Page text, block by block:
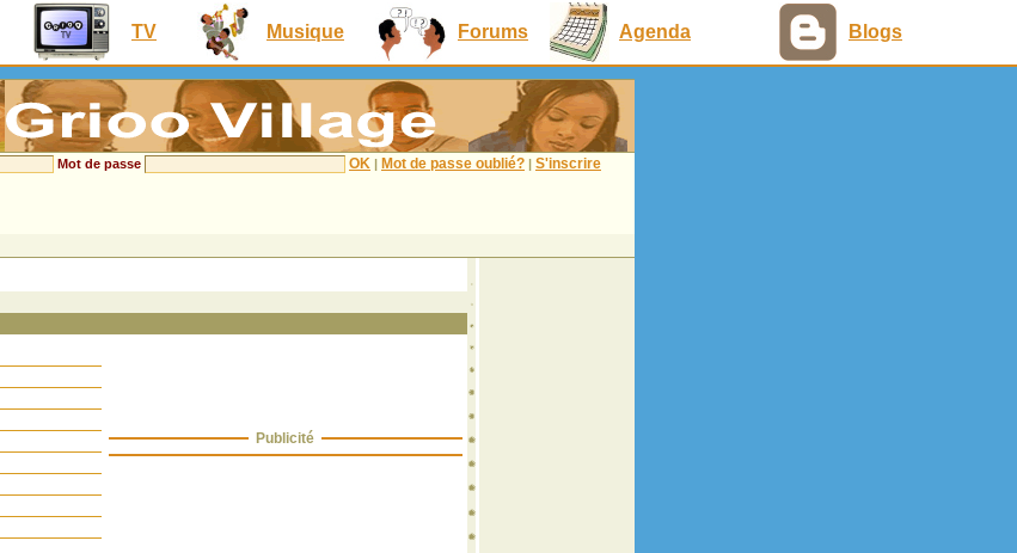
TV Musique Forums Agenda Blogs
Mot de passe OK | Mot de passe oublié? | S'inscrire
Publicité